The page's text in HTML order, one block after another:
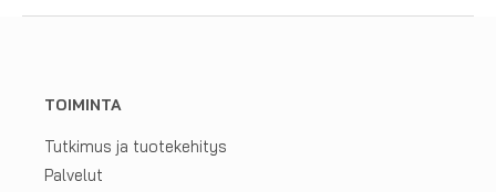
ja
avulla
sujuvampaa
TOIMINTA
Tutkimus ja tuotekehitys
Palvelut